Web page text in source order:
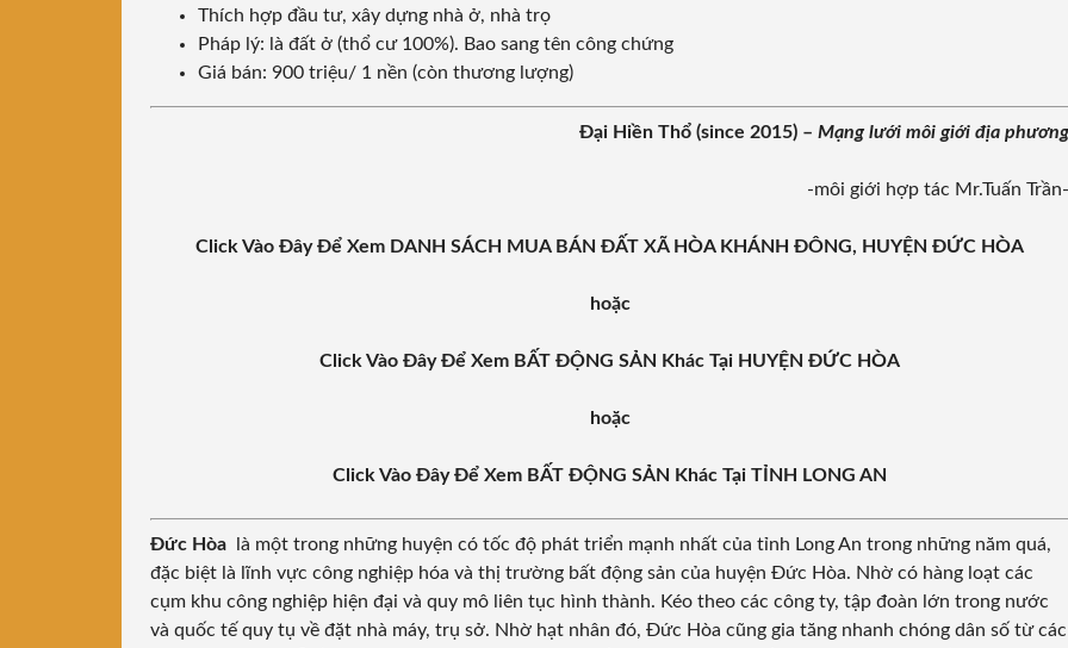
Thích hợp đầu tư, xây dựng nhà ở, nhà trọ
Pháp lý: là đất ở (thổ cư 100%). Bao sang tên công chứng
Giá bán: 900 triệu/ 1 nền (còn thương lượng)
Đại Hiền Thổ (since 2015) – Mạng lưới môi giới địa phương
-môi giới hợp tác Mr.Tuấn Trần-
Click Vào Đây Để Xem DANH SÁCH MUA BÁN ĐẤT XÃ HÒA KHÁNH ĐÔNG, HUYỆN ĐỨC HÒA
hoặc
Click Vào Đây Để Xem BẤT ĐỘNG SẢN Khác Tại HUYỆN ĐỨC HÒA
hoặc
Click Vào Đây Để Xem BẤT ĐỘNG SẢN Khác Tại TỈNH LONG AN
Đức Hòa
là một trong những huyện có tốc độ phát triển mạnh nhất của tỉnh Long An trong những năm quá,
đặc biệt là lĩnh vực công nghiệp hóa và thị trường bất động sản của huyện Đức Hòa. Nhờ có hàng loạt các
cụm khu công nghiệp hiện đại và quy mô liên tục hình thành. Kéo theo các công ty, tập đoàn lớn trong nước
và quốc tế quy tụ về đặt nhà máy, trụ sở. Nhờ hạt nhân đó, Đức Hòa cũng gia tăng nhanh chóng dân số từ các